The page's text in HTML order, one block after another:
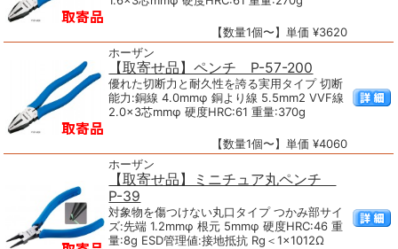
【数量1個〜】単価 ¥3620
ホーザン
【取寄せ品】ペンチ P-57-200
優れた切断力と耐久性を誇る実用タイプ 切断
能力:銅線 4.0mmφ 銅より線 5.5mm2 VVF線
2.0×3芯mmφ 硬度HRC:61 重量:370g
【数量1個〜】単価 ¥4060
ホーザン
【取寄せ品】ミニチュア丸ペンチ
P-39
対象物を傷つけない丸口タイプ つかみ部サイ
ズ:先端 1.2mmφ 根元 5mmφ 硬度HRC:46 重
量:8g ESD管理値:接地抵抗 Rg＜1×1012Ω